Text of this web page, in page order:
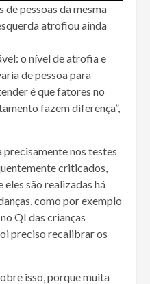
de pessoas da mesma
atrofiou ainda
o nível de atrofia e
de pessoa para
é que fatores no
fazem diferença”,
nos testes
criticados,
eles são realizadas há
como por exemplo
QI das crianças
preciso recalibrar os
isso, porque muita